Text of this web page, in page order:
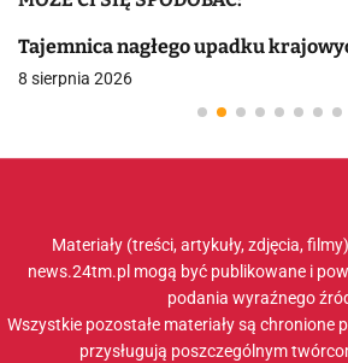
Tajemnica nagłego upadku
8 sierpnia 2026
Materiały (treści, artykuły, zdjęcia,
news.24tm.pl mogą być publikowane i
podania wyraźnego
Wszystkie pozostałe materiały są chronione
przysługują poszczególnym